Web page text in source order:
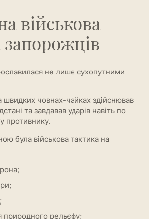
військова
не лише сухопутними
швидких човнах-чайках здійснював
та завдавав ударів навіть по
противнику.
була військова тактика на
природного рельєфу;